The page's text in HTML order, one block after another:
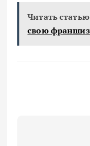
Читать статью
свою